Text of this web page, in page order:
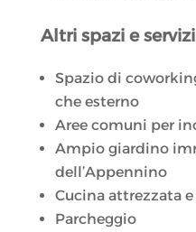
Altri spazi e
Spazio di
che esterno
Aree comuni per
Ampio giardino
dell’Appennino
Cucina attrezzata
Parcheggio